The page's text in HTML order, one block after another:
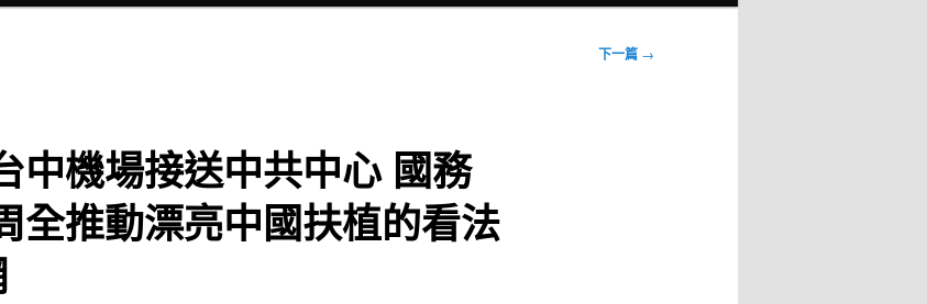
下一篇 →
中機場接送中共中心 國務
全推動漂亮中國扶植的看法